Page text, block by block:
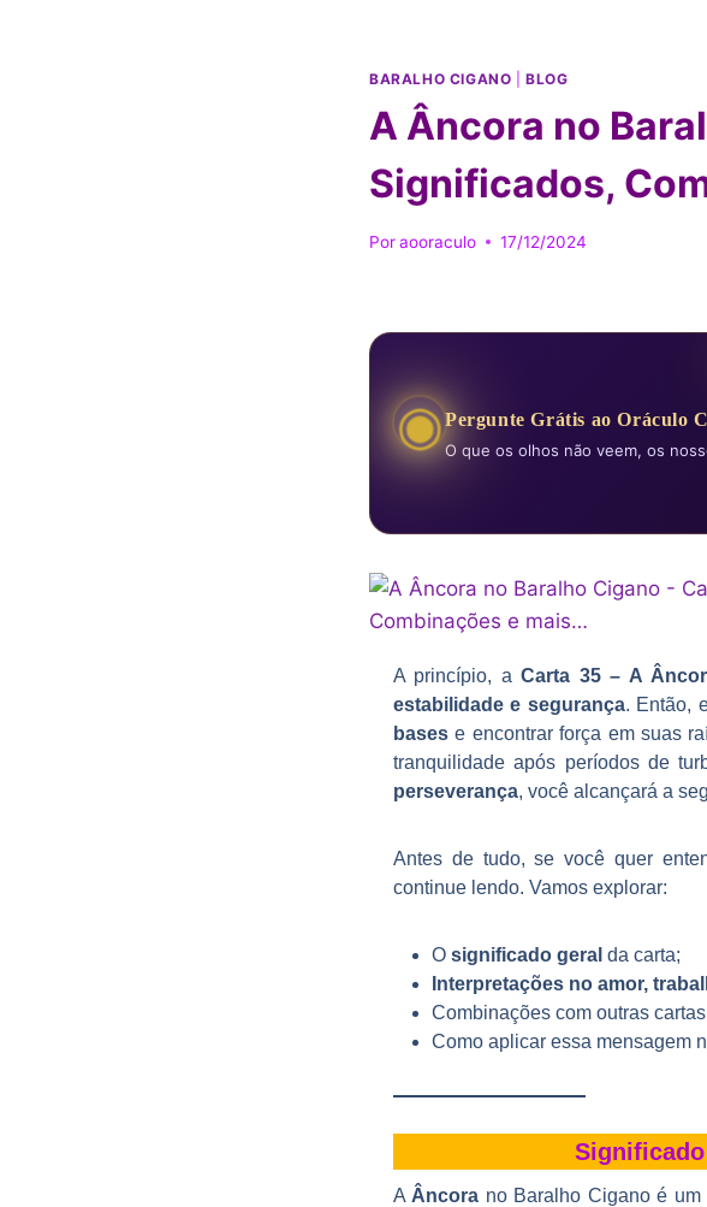
BARALHO CIGANO |BLOG
A Âncora no
Significados,
Poraooraculo 17/12/2024
◉Pergunte Grátis ao Oráculo
O que os olhos não veem, os
A princípio, aCarta 35 – A
estabilidade e segurança. Então,
bases e encontrar força em suas
tranquilidade após períodos de
perseverança, você alcançará a
Antes de tudo, se você quer
continue lendo. Vamos explorar:
O significado geral da carta;
Interpretações no amor,
Combinações com outras
Como aplicar essa mensagem
Significado
A Âncora no Baralho Cigano é